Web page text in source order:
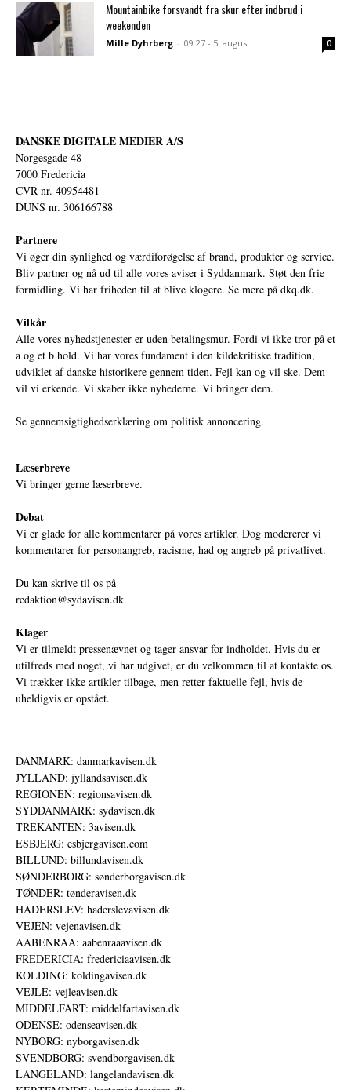
Mountainbike forsvandt fra skur efter indbrud i
weekenden
Mille Dyhrberg - 09:27 - 5. august 0
DANSKE DIGITALE MEDIER A/S
Norgesgade 48
7000 Fredericia
CVR nr. 40954481
DUNS nr. 306166788
Partnere
Vi øger din synlighed og værdiforøgelse af brand, produkter og service.
Bliv partner og nå ud til alle vores aviser i Syddanmark. Støt den frie
formidling. Vi har friheden til at blive klogere. Se mere på dkq.dk.
Vilkår
Alle vores nyhedstjenester er uden betalingsmur. Fordi vi ikke tror på et
a og et b hold. Vi har vores fundament i den kildekritiske tradition,
udviklet af danske historikere gennem tiden. Fejl kan og vil ske. Dem
vil vi erkende. Vi skaber ikke nyhederne. Vi bringer dem.
Se gennemsigtighedserklæring om politisk annoncering.
Læserbreve
Vi bringer gerne læserbreve.
Debat
Vi er glade for alle kommentarer på vores artikler. Dog modererer vi
kommentarer for personangreb, racisme, had og angreb på privatlivet.
Du kan skrive til os på
redaktion@sydavisen.dk
Klager
Vi er tilmeldt pressenævnet og tager ansvar for indholdet. Hvis du er
utilfreds med noget, vi har udgivet, er du velkommen til at kontakte os.
Vi trækker ikke artikler tilbage, men retter faktuelle fejl, hvis de
uheldigvis er opstået.
DANMARK: danmarkavisen.dk
JYLLAND: jyllandsavisen.dk
REGIONEN: regionsavisen.dk
SYDDANMARK: sydavisen.dk
TREKANTEN: 3avisen.dk
ESBJERG: esbjergavisen.com
BILLUND: billundavisen.dk
SØNDERBORG: sønderborgavisen.dk
TØNDER: tønderavisen.dk
HADERSLEV: haderslevavisen.dk
VEJEN: vejenavisen.dk
AABENRAA: aabenraaavisen.dk
FREDERICIA: fredericiaavisen.dk
KOLDING: koldingavisen.dk
VEJLE: vejleavisen.dk
MIDDELFART: middelfartavisen.dk
ODENSE: odenseavisen.dk
NYBORG: nyborgavisen.dk
SVENDBORG: svendborgavisen.dk
LANGELAND: langelandavisen.dk